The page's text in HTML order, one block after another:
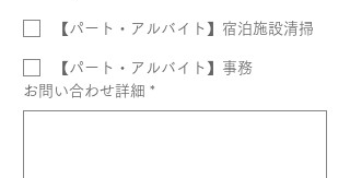
【パート・アルバイト】宿泊施設清掃
【パート・アルバイト】事務
お問い合わせ詳細 *